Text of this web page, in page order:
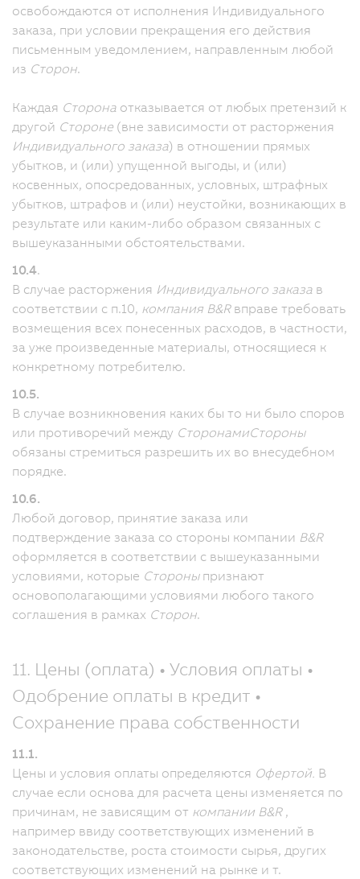
освобождаются от исполнения Индивидуального
заказа, при условии прекращения его действия
письменным уведомлением, направленным любой
из Сторон.
Каждая Сторона отказывается от любых претензий к
другой Стороне (вне зависимости от расторжения
Индивидуального заказа) в отношении прямых
убытков, и (или) упущенной выгоды, и (или)
косвенных, опосредованных, условных, штрафных
убытков, штрафов и (или) неустойки, возникающих в
результате или каким-либо образом связанных с
вышеуказанными обстоятельствами.
10.4.
В случае расторжения Индивидуального заказа в
соответствии с п.10, компания B&Rвправе требовать
возмещения всех понесенных расходов, в частности,
за уже произведенные материалы, относящиеся к
конкретному потребителю.
10.5.
В случае возникновения каких бы то ни было споров
или противоречий между СторонамиСтороны
обязаны стремиться разрешить их во внесудебном
порядке.
10.6.
Любой договор, принятие заказа или
подтверждение заказа со стороны компании B&R
оформляется в соответствии с вышеуказанными
условиями, которые Стороныпризнают
основополагающими условиями любого такого
соглашения в рамках Сторон.
11. Цены (оплата) • Условия оплаты •
Одобрение оплаты в кредит •
Сохранение права собственности
11.1.
Цены и условия оплаты определяются Офертой. В
случае если основа для расчета цены изменяется по
причинам, не зависящим от компании B&R,
например ввиду соответствующих изменений в
законодательстве, роста стоимости сырья, других
соответствующих изменений на рынке и т.